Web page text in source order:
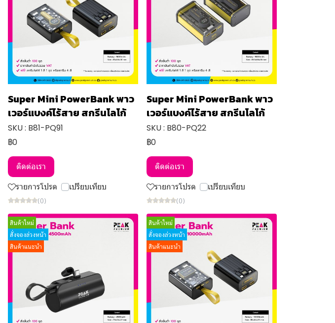
Super Mini PowerBank พาว
เวอร์แบงค์ไร้สาย สกรีนโลโก้
SKU : B81-PQ91
฿0
ติดต่อเรา
รายการโปรด
เปรียบเทียบ
(0)
Super Mini PowerBank พาว
เวอร์แบงค์ไร้สาย สกรีนโลโก้
SKU : B80-PQ22
฿0
ติดต่อเรา
รายการโปรด
เปรียบเทียบ
(0)
สินค้าใหม่
สั่งจองล่วงหน้า
สินค้าแนะนำ
สินค้าใหม่
สั่งจองล่วงหน้า
สินค้าแนะนำ